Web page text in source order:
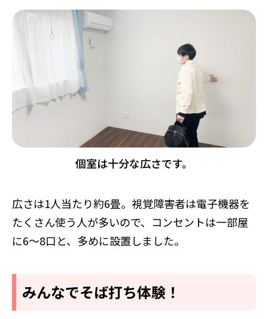
個室は十分な広さです。
広さは1人当たり約6畳。視覚障害者は電子機器を
たくさん使う人が多いので、コンセントは一部屋
に6〜8口と、多めに設置しました。
みんなでそば打ち体験！